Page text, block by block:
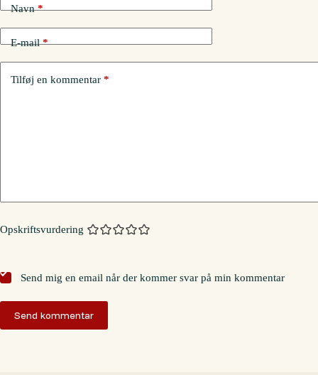
Navn*
E-mail*
Tilføj en kommentar *
Opskriftsvurdering
Send mig en email når der kommer svar på min kommentar
Send kommentar